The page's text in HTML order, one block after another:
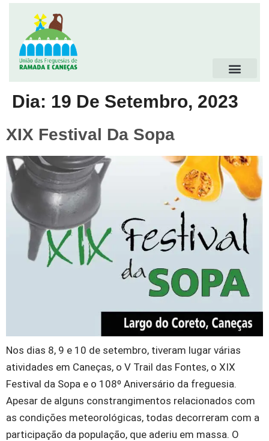
Dia: 19 De Setembro, 2023
XIX Festival Da Sopa
Nos dias 8, 9 e 10 de setembro, tiveram lugar várias
atividades em Caneças, o V Trail das Fontes, o XIX
Festival da Sopa e o 108º Aniversário da freguesia.
Apesar de alguns constrangimentos relacionados com
as condições meteorológicas, todas decorreram com a
participação da população, que aderiu em massa. O